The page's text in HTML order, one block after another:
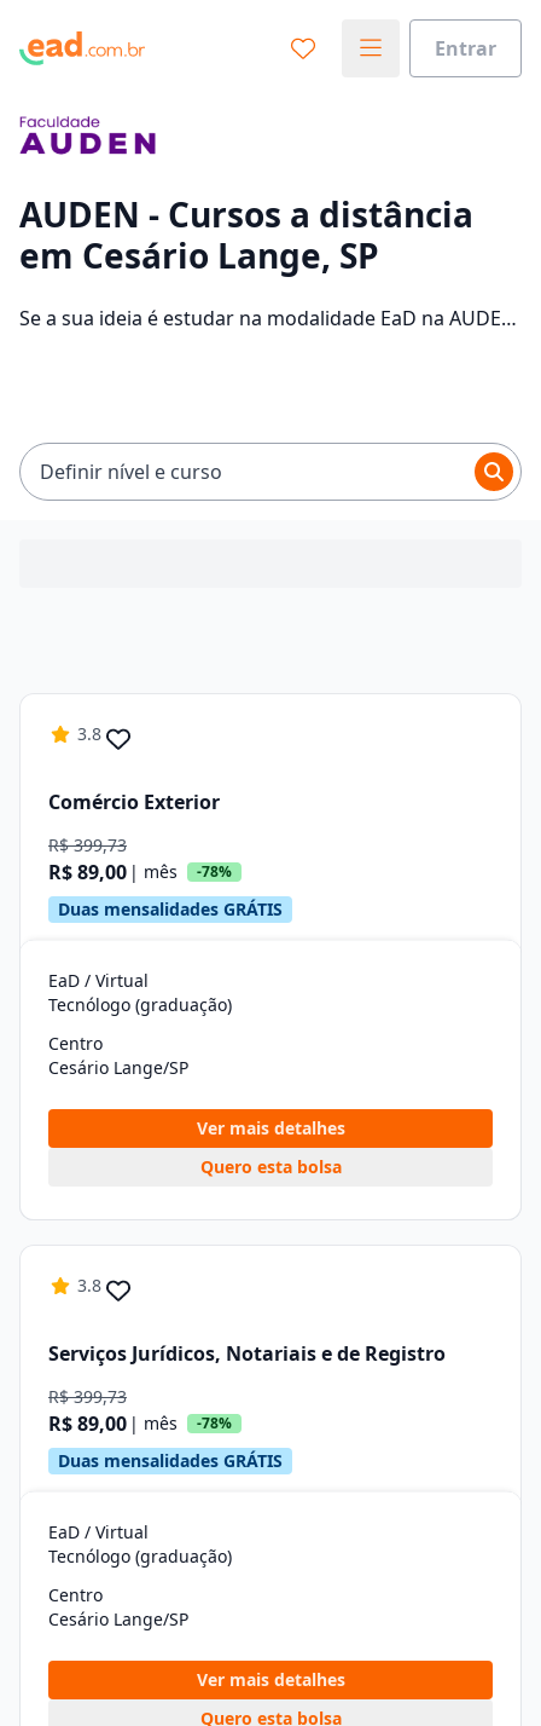
Entrar
Vamos te guiar no caminho ideal para seus estudos
Sim, já sei
AUDEN - Cursos a distância
em Cesário Lange, SP
Se a sua ideia é estudar na modalidade EaD na AUDEN
Definir nível e curso
3.8
Comércio Exterior
R$ 399,73
R$ 89,00 | mês -78%
Duas mensalidades GRÁTIS
EaD / Virtual
Tecnólogo (graduação)
Centro
Cesário Lange/SP
Ver mais detalhes
Quero esta bolsa
3.8
Serviços Jurídicos, Notariais e de Registro
R$ 399,73
R$ 89,00 | mês -78%
Duas mensalidades GRÁTIS
EaD / Virtual
Tecnólogo (graduação)
Centro
Cesário Lange/SP
Ver mais detalhes
Quero esta bolsa